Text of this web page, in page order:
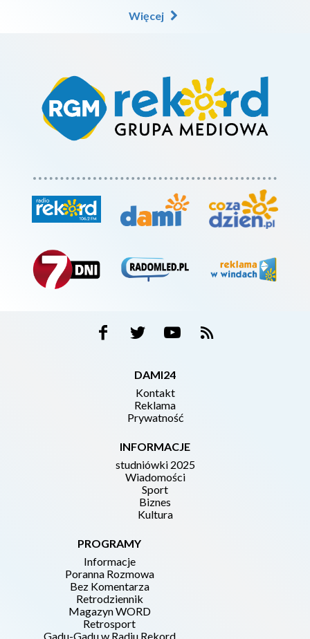
Więcej
DAMI24
Kontakt
Reklama
Prywatność
INFORMACJE
studniówki 2025
Wiadomości
Sport
Biznes
Kultura
PROGRAMY
Informacje
Poranna Rozmowa
Bez Komentarza
Retrodziennik
Magazyn WORD
Retrosport
Gadu-Gadu w Radiu Rekord